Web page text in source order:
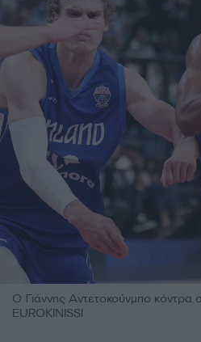
Ο Γιάννης Αντετοκούνμπο κόντρα
EUROKINISSI